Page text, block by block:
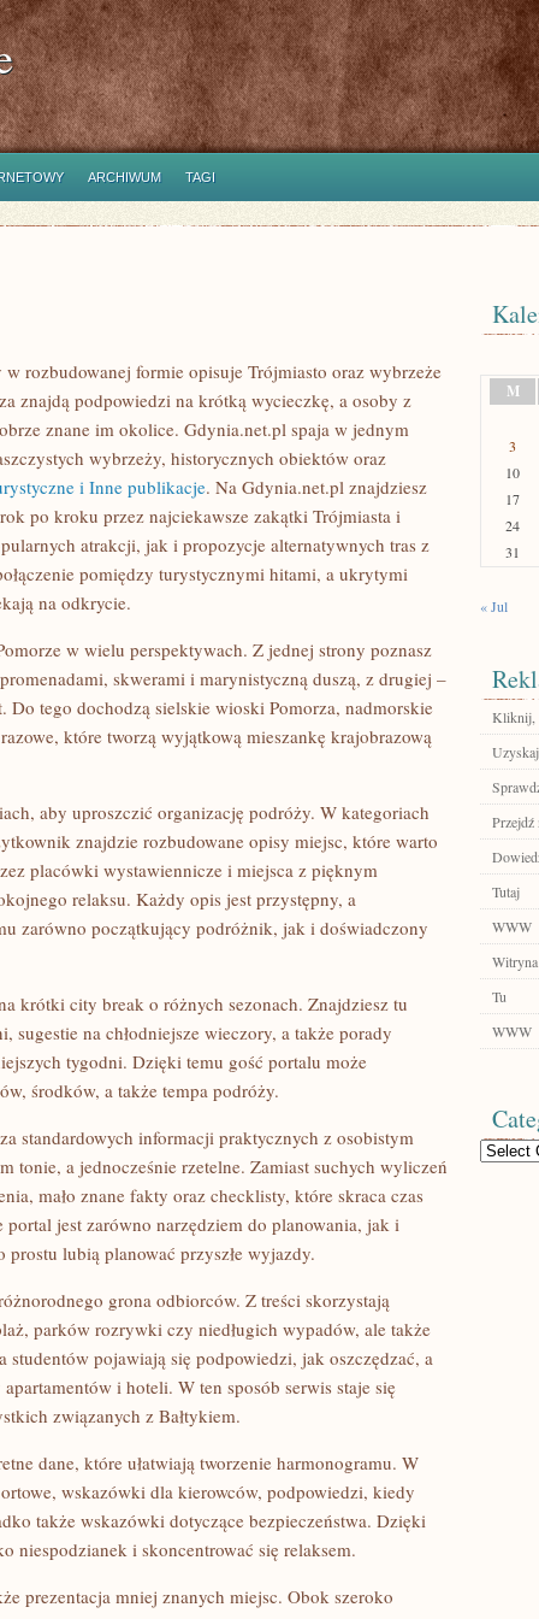
ARCHIWUM TAGI
rozbudowanej formie opisuje Trójmiasto oraz wybrzeże
znajdą podpowiedzi na krótką wycieczkę, a osoby z
znane im okolice. Gdynia.net.pl spaja w jednym
wybrzeży, historycznych obiektów oraz
i Inne publikacje. Na Gdynia.net.pl znajdziesz
po kroku przez najciekawsze zakątki Trójmiasta i
atrakcji, jak i propozycje alternatywnych tras z
pomiędzy turystycznymi hitami, a ukrytymi
na odkrycie.
w wielu perspektywach. Z jednej strony poznasz
skwerami i marynistyczną duszą, z drugiej –
tego dochodzą sielskie wioski Pomorza, nadmorskie
które tworzą wyjątkową mieszankę krajobrazową
aby uproszczić organizację podróży. W kategoriach
znajdzie rozbudowane opisy miejsc, które warto
placówki wystawiennicze i miejsca z pięknym
relaksu. Każdy opis jest przystępny, a
zarówno początkujący podróżnik, jak i doświadczony
krótki city break o różnych sezonach. Znajdziesz tu
sugestie na chłodniejsze wieczory, a także porady
tygodni. Dzięki temu gość portalu może
środków, a także tempa podróży.
standardowych informacji praktycznych z osobistym
tonie, a jednocześnie rzetelne. Zamiast suchych wyliczeń
mało znane fakty oraz checklisty, które skraca czas
jest zarówno narzędziem do planowania, jak i
lubią planować przyszłe wyjazdy.
grona odbiorców. Z treści skorzystają
parków rozrywki czy niedługich wypadów, ale także
pojawiają się podpowiedzi, jak oszczędzać, a
i hoteli. W ten sposób serwis staje się
związanych z Bałtykiem.
dane, które ułatwiają tworzenie harmonogramu. W
wskazówki dla kierowców, podpowiedzi, kiedy
także wskazówki dotyczące bezpieczeństwa. Dzięki
niespodzianek i skoncentrować się relaksem.
prezentacja mniej znanych miejsc. Obok szeroko
M
3
10
17
24
31
« Jul
Kliknij,
Przejdź
Tutaj
WWW
Witryna
Tu
WWW
Categories